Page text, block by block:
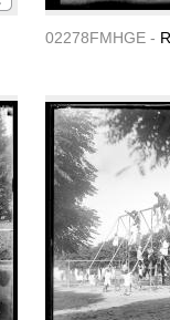
02278FMHGE -